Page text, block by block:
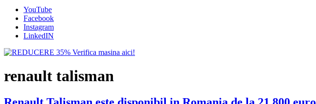
YouTube
Facebook
Instagram
LinkedIN
renault talisman